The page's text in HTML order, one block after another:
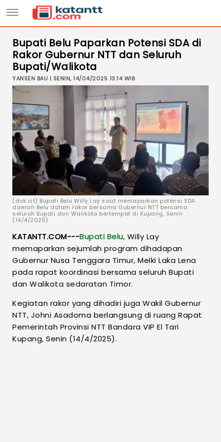
Bupati Belu Paparkan Potensi SDA di
Rakor Gubernur NTT dan Seluruh
Bupati/Walikota
YANSEN BAU | SENIN, 14/04/2025 13:14 WIB
(dok.ist) Bupati Belu Willy Lay saat memaparkan potensi SDA
daerah Belu dalam rakor bersama Gubernur NTT bersama
seluruh Bupati dan Walikota bertempat di Kupang, Senin
(14/4/2025).
KATANTT.COM---Bupati Belu, Willy Lay
memaparkan sejumlah program dihadapan
Gubernur Nusa Tenggara Timur, Melki Laka Lena
pada rapat koordinasi bersama seluruh Bupati
dan Walikota sedaratan Timor.
Kegiatan rakor yang dihadiri juga Wakil Gubernur
NTT, Johni Asadoma berlangsung di ruang Rapat
Pemerintah Provinsi NTT Bandara VIP El Tari
Kupang, Senin (14/4/2025).